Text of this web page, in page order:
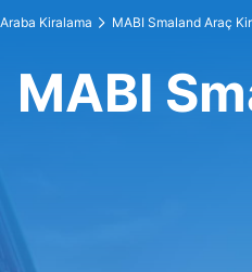
Araba Kiralama MABI Smaland Araç
MABI